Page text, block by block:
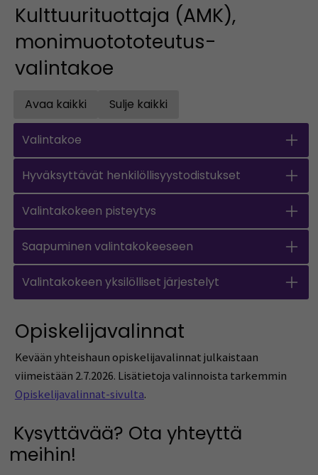
Kulttuurituottaja (AMK),
monimuotototeutus-
valintakoe
Avaa kaikki
Open all accordions
Sulje kaikki
Valintakoe
Hyväksyttävät henkilöllisyystodistukset
Valintakokeen pisteytys
Saapuminen valintakokeeseen
Valintakokeen yksilölliset järjestelyt
Opiskelijavalinnat
Kevään yhteishaun opiskelijavalinnat julkaistaan
viimeistään 2.7.2026. Lisätietoja valinnoista tarkemmin
Opiskelijavalinnat-sivulta.
Kysyttävää? Ota yhteyttä
meihin!